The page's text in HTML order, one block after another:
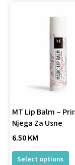
MT Lip Balm –
Njega Za Usne
6.50KM
Select options